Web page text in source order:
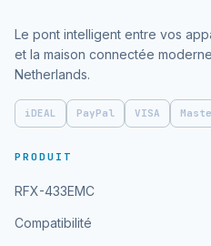
Le pont intelligent entre vos
et la maison connectée
Netherlands.
iDEAL PayPal VISA
PRODUIT
RFX-433EMC
Compatibilité